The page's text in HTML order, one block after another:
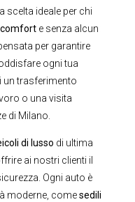
scelta ideale per chi
comforte senza alcun
per garantire
ogni tua
un trasferimento
o una visita
di Milano.
di lusso di ultima
ai nostri clienti il
Ogni auto è
moderne, comesedili